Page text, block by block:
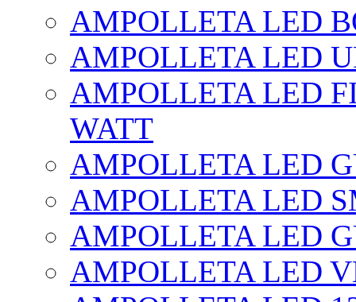
AMPOLLETA LED
AMPOLLETA LED
AMPOLLETA LED
WATT
AMPOLLETA LED
AMPOLLETA LED
AMPOLLETA LED
AMPOLLETA LED